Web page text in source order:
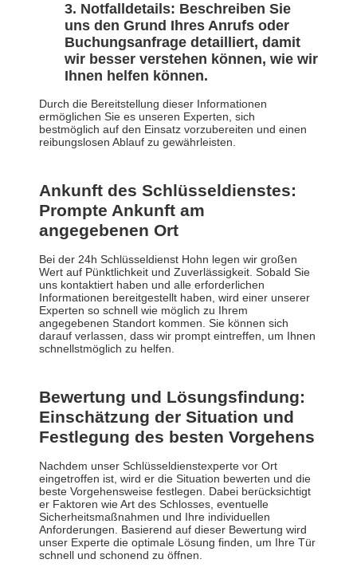
Notfalldetails: Beschreiben Sie
uns den Grund Ihres Anrufs oder
Buchungsanfrage detailliert, damit
wir besser verstehen können, wie wir
Ihnen helfen können.
Durch die Bereitstellung dieser Informationen
ermöglichen Sie es unseren Experten, sich
bestmöglich auf den Einsatz vorzubereiten und einen
reibungslosen Ablauf zu gewährleisten.
Ankunft des Schlüsseldienstes:
Prompte Ankunft am
angegebenen Ort
Bei der 24h Schlüsseldienst Hohn legen wir großen
Wert auf Pünktlichkeit und Zuverlässigkeit. Sobald Sie
uns kontaktiert haben und alle erforderlichen
Informationen bereitgestellt haben, wird einer unserer
Experten so schnell wie möglich zu Ihrem
angegebenen Standort kommen. Sie können sich
darauf verlassen, dass wir prompt eintreffen, um Ihnen
schnellstmöglich zu helfen.
Bewertung und Lösungsfindung:
Einschätzung der Situation und
Festlegung des besten Vorgehens
Nachdem unser Schlüsseldienstexperte vor Ort
eingetroffen ist, wird er die Situation bewerten und die
beste Vorgehensweise festlegen. Dabei berücksichtigt
er Faktoren wie Art des Schlosses, eventuelle
Sicherheitsmaßnahmen und Ihre individuellen
Anforderungen. Basierend auf dieser Bewertung wird
unser Experte die optimale Lösung finden, um Ihre Tür
schnell und schonend zu öffnen.